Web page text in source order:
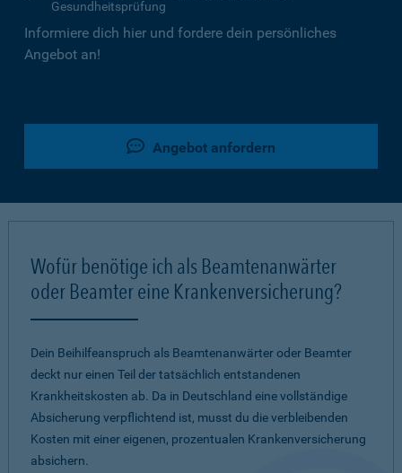
Gesundheitsprüfung
Informiere dich hier und fordere dein persönliches
Angebot an!
Angebot anfordern
Wofür benötige ich als Beamtenanwärter
oder Beamter eine Krankenversicherung?
Dein Beihilfeanspruch als Beamtenanwärter oder Beamter
deckt nur einen Teil der tatsächlich entstandenen
Krankheitskosten ab. Da in Deutschland eine vollständige
Absicherung verpflichtend ist, musst du die verbleibenden
Kosten mit einer eigenen, prozentualen Krankenversicherung
absichern.